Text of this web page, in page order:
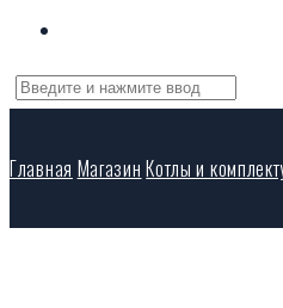
Главная Магазин Котлы и